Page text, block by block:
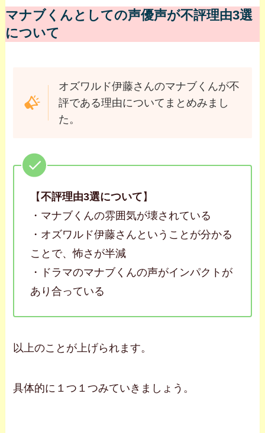
マナブくんとしての声優声が不評理由3選
について
オズワルド伊藤さんのマナブくんが不
評である理由についてまとめみまし
た。
【不評理由3選について 】
・マナブくんの雰囲気が壊されている
・オズワルド伊藤さんということが分かる
ことで、怖さが半減
・ドラマのマナブくんの声がインパクトが
あり合っている
以上のことが上げられます。
具体的に１つ１つみていきましょう。